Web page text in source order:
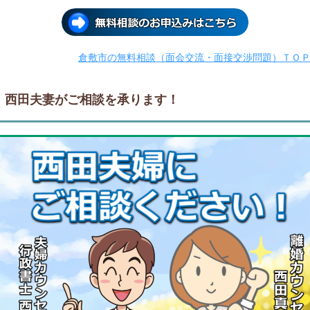
倉敷市の無料相談（面会交流・面接交渉問題）ＴＯ
西田夫妻がご相談を承ります！